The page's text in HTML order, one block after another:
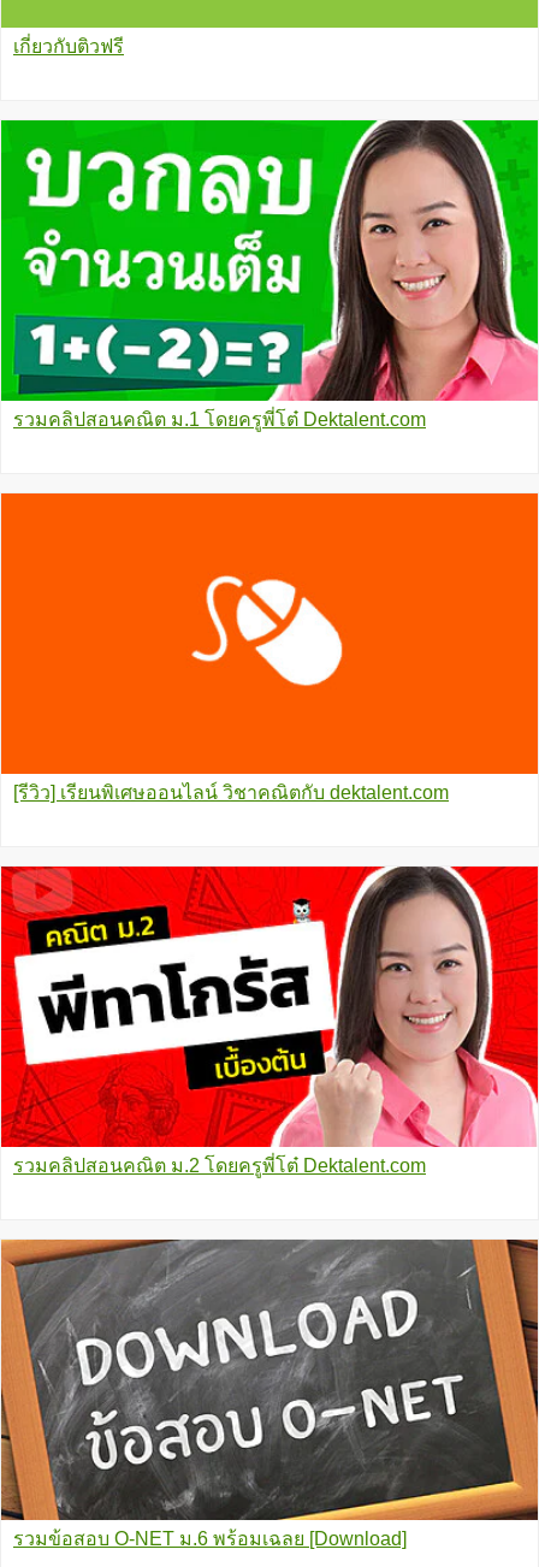
เกี่ยวกับติวฟรี
รวมคลิปสอนคณิต ม.1 โดยครูพี่โต๋ Dektalent.com
[รีวิว] เรียนพิเศษออนไลน์ วิชาคณิตกับ dektalent.com
รวมคลิปสอนคณิต ม.2 โดยครูพี่โต๋ Dektalent.com
รวมข้อสอบ O-NET ม.6 พร้อมเฉลย [Download]